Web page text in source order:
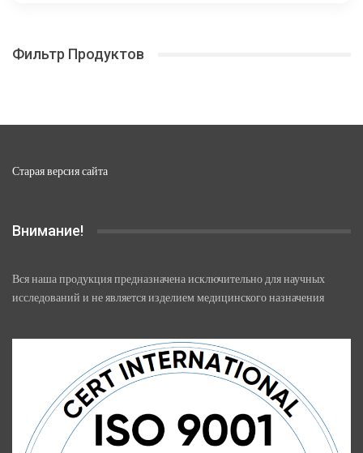
Фильтр Продуктов
Старая версия сайта
Внимание!
Вся наша продукция предназначена исключительно для научных
исследований и не является изделием медицинского назначения